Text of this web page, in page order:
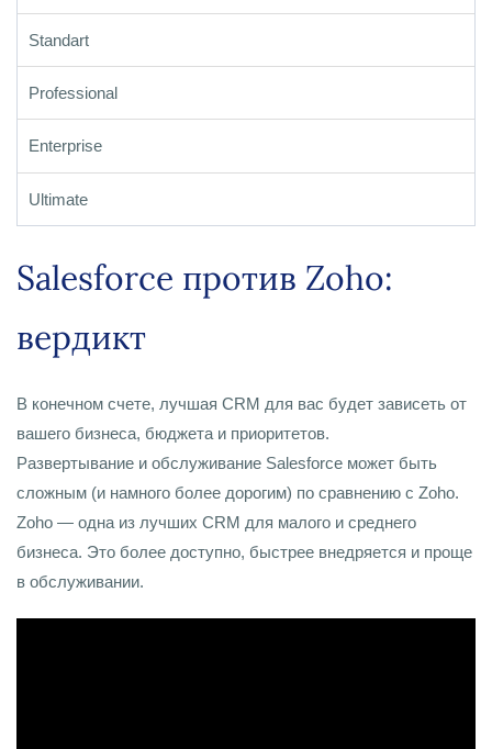
Standart
Professional
Enterprise
Ultimate
Salesforce против Zoho:
вердикт
В конечном счете, лучшая CRM для вас будет зависеть от
вашего бизнеса, бюджета и приоритетов.
Развертывание и обслуживание Salesforce может быть
сложным (и намного более дорогим) по сравнению с Zoho.
Zoho — одна из лучших CRM для малого и среднего
бизнеса. Это более доступно, быстрее внедряется и проще
в обслуживании.